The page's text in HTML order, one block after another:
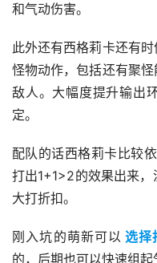
和气动伤害。
此外还有西格莉卡还有
怪物动作，包括还有聚
敌人。大幅度提升输出
定。
配队的话西格莉卡比较
打出1+1>2的效果出来
大打折扣。
刚入坑的萌新可以 选择
的，后期也可以快速组起